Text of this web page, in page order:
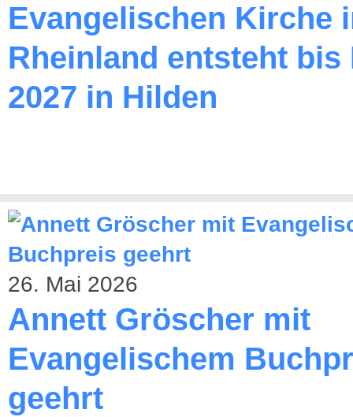
Evangelischen Kirche
Rheinland entsteht bis
2027 in Hilden
26. Mai 2026
Annett Gröscher mit
Evangelischem
geehrt